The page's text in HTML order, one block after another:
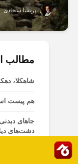
پریسا سجادی
مطالب
شاهکلا،
هم پیست
جاهای
دشت‌های
ملارد